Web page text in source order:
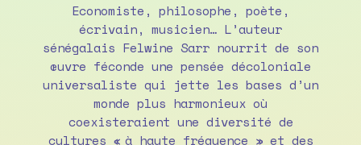
Economiste, philosophe, poète,
écrivain, musicien… L’auteur
sénégalais Felwine Sarr nourrit de son
œuvre féconde une pensée décoloniale
universaliste qui jette les bases d’un
monde plus harmonieux où
coexisteraient une diversité de
cultures « à haute fréquence » et des